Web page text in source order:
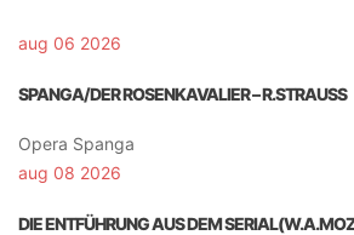
aug 06 2026
SPANGA/DER ROSENKAVALIER – R.STRAUSS
Opera Spanga
aug 08 2026
DIE ENTFÜHRUNG AUS DEM